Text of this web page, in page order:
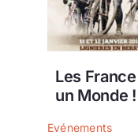
Les
un Monde !
Evénements